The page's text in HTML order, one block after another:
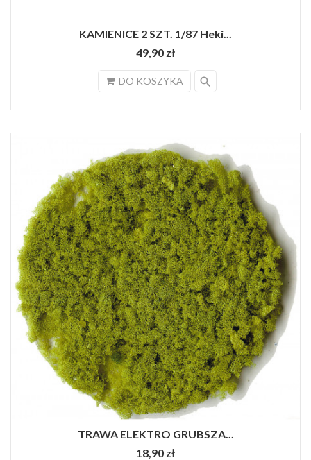
KAMIENICE 2 SZT. 1/87 Heki...
49,90 zł
DO KOSZYKA search
TRAWA ELEKTRO GRUBSZA...
18,90 zł